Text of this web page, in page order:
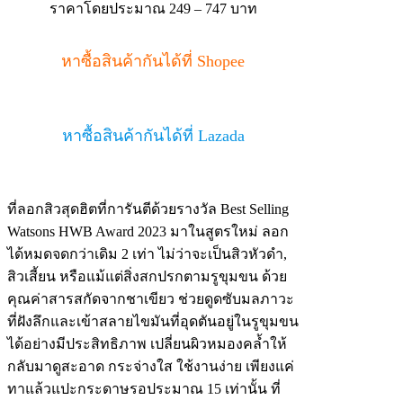
ราคาโดยประมาณ 249 – 747 บาท
หาซื้อสินค้ากันได้ที่ Shopee
หาซื้อสินค้ากันได้ที่ Lazada
ที่ลอกสิวสุดฮิตที่การันตีด้วยรางวัล Best Selling
Watsons HWB Award 2023 มาในสูตรใหม่ ลอก
ได้หมดจดกว่าเดิม 2 เท่า ไม่ว่าจะเป็นสิวหัวดำ,
สิวเสี้ยน หรือแม้แต่สิ่งสกปรกตามรูขุมขน ด้วย
คุณค่าสารสกัดจากชาเขียว ช่วยดูดซับมลภาวะ
ที่ฝังลึกและเข้าสลายไขมันที่อุดตันอยู่ในรูขุมขน
ได้อย่างมีประสิทธิภาพ เปลี่ยนผิวหมองคล้ำให้
กลับมาดูสะอาด กระจ่างใส ใช้งานง่าย เพียงแค่
ทาแล้วแปะกระดาษรอประมาณ 15 เท่านั้น ที่